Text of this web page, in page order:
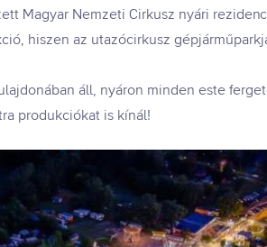
Magyar Nemzeti Cirkusz nyári
hiszen az utazócirkusz
áll, nyáron minden este
produkciókat is kínál!